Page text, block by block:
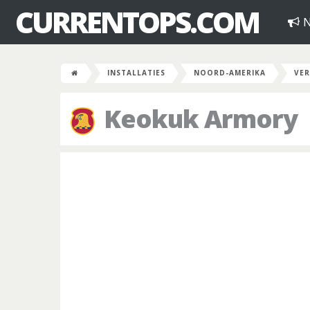
CURRENTOPS.COM
INSTALLATIES NOORD-AMERIKA
Keokuk Armory